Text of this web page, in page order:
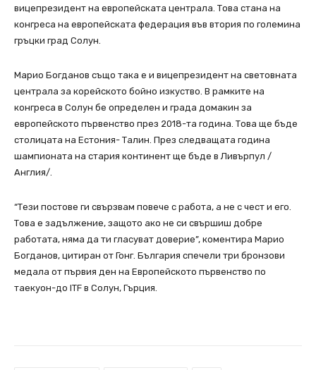
вицепрезидент на европейската централа. Това стана на
конгреса на европейската федерация във втория по големина
гръцки град Солун.
Марио Богданов също така е и вицепрезидент на световната
централа за корейското бойно изкуство. В рамките на
конгреса в Солун бе определен и града домакин за
европейското първенство през 2018-та година. Това ще бъде
столицата на Естония- Талин. През следващата година
шампионата на стария континент ще бъде в Ливърпул /
Англия/.
“Тези постове ги свързвам повече с работа, а не с чест и его.
Това е задължение, защото ако не си свършиш добре
работата, няма да ти гласуват доверие”, коментира Марио
Богданов, цитиран от Гонг. България спечели три бронзови
медала от първия ден на Европейското първенство по
таекуон-до ITF в Солун, Гърция.